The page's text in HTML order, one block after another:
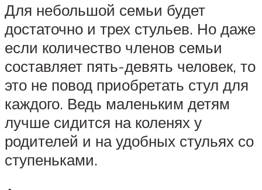
Для небольшой семьи будет
достаточно и трех стульев. Но даже
если количество членов семьи
составляет пять-девять человек, то
это не повод приобретать стул для
каждого. Ведь маленьким детям
лучше сидится на коленях у
родителей и на удобных стульях со
ступеньками.